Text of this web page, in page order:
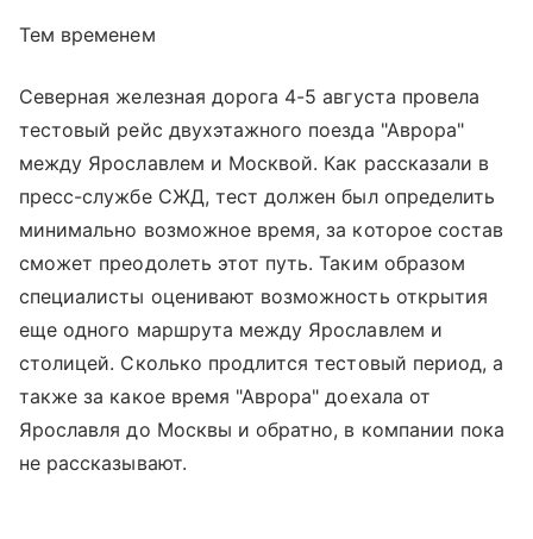
Тем временем
Северная железная дорога 4-5 августа провела
тестовый рейс двухэтажного поезда "Аврора"
между Ярославлем и Москвой. Как рассказали в
пресс-службе СЖД, тест должен был определить
минимально возможное время, за которое состав
сможет преодолеть этот путь. Таким образом
специалисты оценивают возможность открытия
еще одного маршрута между Ярославлем и
столицей. Сколько продлится тестовый период, а
также за какое время "Аврора" доехала от
Ярославля до Москвы и обратно, в компании пока
не рассказывают.